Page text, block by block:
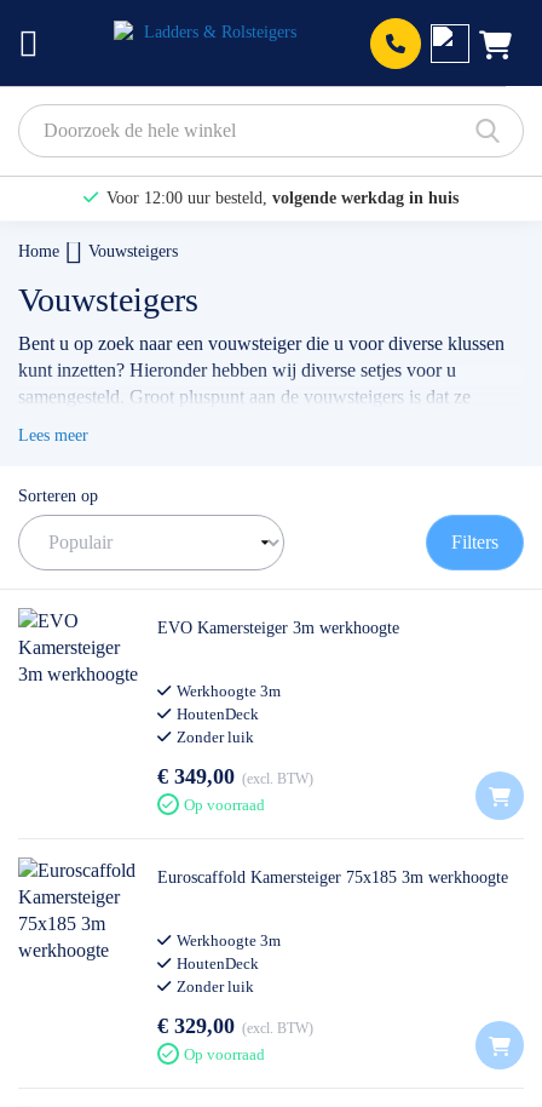
Voor 12:00 uur besteld, volgende werkdag in huis
Home Vouwsteigers
Vouwsteigers
Bent u op zoek naar een vouwsteiger die u voor diverse klussen
kunt inzetten? Hieronder hebben wij diverse setjes voor u
samengesteld. Groot pluspunt aan de vouwsteigers is dat ze
✅ 14 dagen herroepingsrecht
✅ Voor 12:00 uur besteld = volgende werkdag geleverd (indien
anders aangegeven)
Lees meer
Sorteren op
Filters
EVO Kamersteiger 3m werkhoogte
Werkhoogte 3m
HoutenDeck
Zonder luik
€ 349,00 excl. BTW
Op voorraad
Euroscaffold Kamersteiger 75x185 3m werkhoogte
Werkhoogte 3m
HoutenDeck
Zonder luik
€ 329,00 excl. BTW
Op voorraad